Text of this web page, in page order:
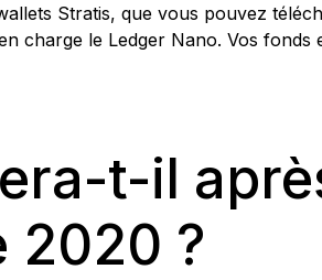
Stratis, que vous pouvez
charge le Ledger Nano. Vos fonds
t-il
2020 ?